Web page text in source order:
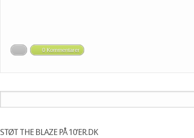
0 Kommentarer
STØT THE BLAZE PÅ 10’ER.DK